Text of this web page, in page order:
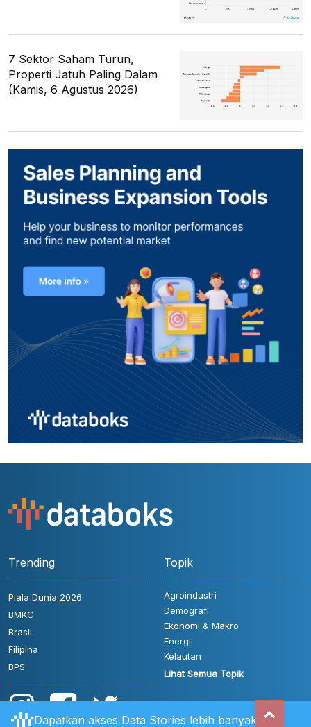
7 Sektor Saham Turun,
Properti Jatuh Paling Dalam
(Kamis, 6 Agustus 2026)
Trending
Piala Dunia 2026
BMKG
Brasil
Filipina
BPS
Topik
Agroindustri
Demografi
Ekonomi & Makro
Energi
Kelautan
Lihat Semua Topik
Dapatkan akses Data Stories lebih banyak